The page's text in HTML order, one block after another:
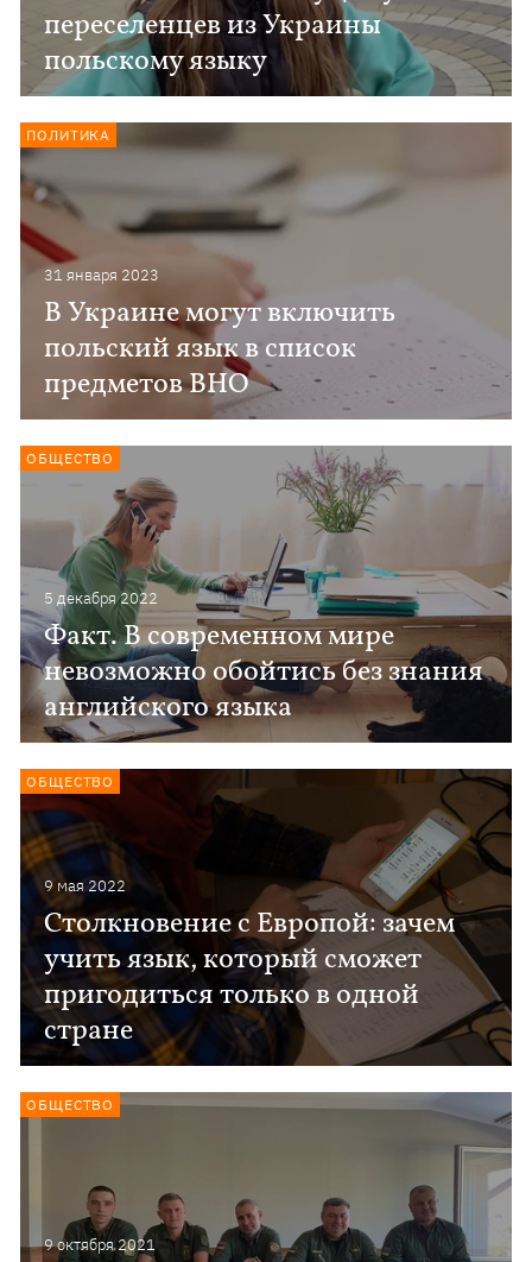
переселенцев из Украины
польскому языку
31 января 2023
В Украине могут включить
польский язык в список
предметов ВНО
ПОЛИТИКА
5 декабря 2022
Факт. В современном мире
невозможно обойтись без знания
английского языка
ОБЩЕСТВО
9 мая 2022
Столкновение с Европой: зачем
учить язык, который сможет
пригодиться только в одной
стране
ОБЩЕСТВО
9 октября 2021
ОБЩЕСТВО